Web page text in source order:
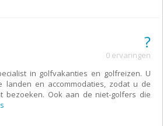
?
0 ervaringen
in golfvakanties en golfreizen. U
en accommodaties, zodat u de
bezoeken. Ook aan de niet-golfers die